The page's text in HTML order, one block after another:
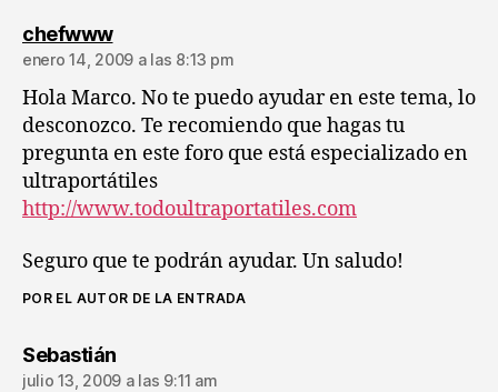
chefwwwdice:
enero 14, 2009 a las 8:13 pm
Hola Marco. No te puedo ayudar en este tema, lo
desconozco. Te recomiendo que hagas tu
pregunta en este foro que está especializado en
ultraportátiles
http://www.todoultraportatiles.com
Seguro que te podrán ayudar. Un saludo!
POR EL AUTOR DE LA ENTRADA
Sebastiándice:
julio 13, 2009 a las 9:11 am